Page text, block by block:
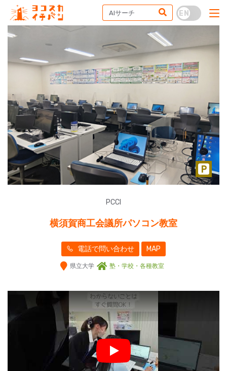
PCCI
横須賀商工会議所パソコン教室
電話で問い合わせ MAP
県立大学 塾・学校・各種教室
Play